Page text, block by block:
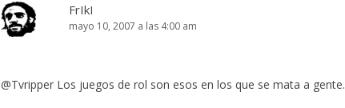
FrIkI
mayo 10, 2007 a las 4:00 am
@Tvripper Los juegos de rol son esos en los que se mata a gente.